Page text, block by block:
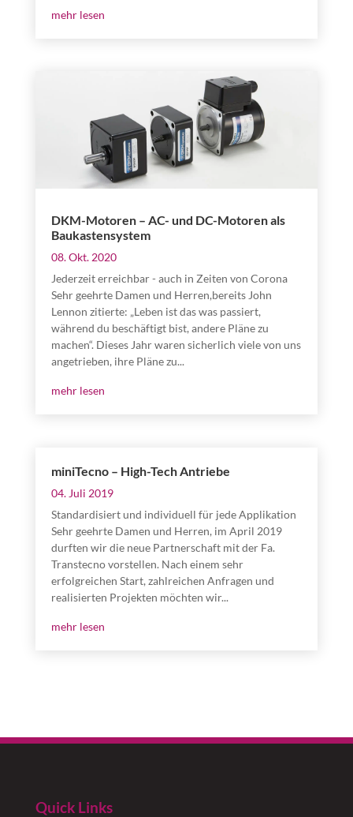
mehr lesen
DKM-Motoren – AC- und DC-Motoren als
Baukastensystem
08. Okt. 2020
Jederzeit erreichbar - auch in Zeiten von Corona
Sehr geehrte Damen und Herren,bereits John
Lennon zitierte: „Leben ist das was passiert,
während du beschäftigt bist, andere Pläne zu
machen“. Dieses Jahr waren sicherlich viele von uns
angetrieben, ihre Pläne zu...
mehr lesen
miniTecno – High-Tech Antriebe
04. Juli 2019
Standardisiert und individuell für jede Applikation
Sehr geehrte Damen und Herren, im April 2019
durften wir die neue Partnerschaft mit der Fa.
Transtecno vorstellen. Nach einem sehr
erfolgreichen Start, zahlreichen Anfragen und
realisierten Projekten möchten wir...
mehr lesen
Quick Links